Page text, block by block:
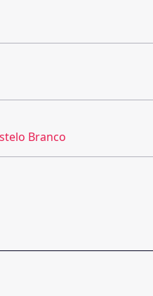
Branco